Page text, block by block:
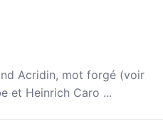
Acridin, mot forgé (voir
et Heinrich Caro ...